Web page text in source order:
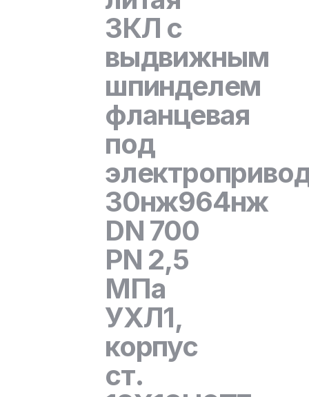
ЗКЛ с
выдвижным
шпинделем
фланцевая
под
30нж964нж
DN 700
PN 2,5
МПа
УХЛ1,
корпус
ст.